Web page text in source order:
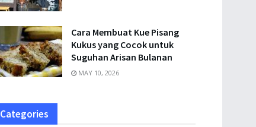
Cara Membuat Kue Pisang
Kukus yang Cocok untuk
Suguhan Arisan Bulanan
MAY 10, 2026
Categories